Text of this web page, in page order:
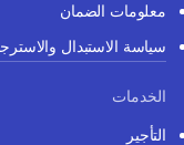
معلومات الضمان
سياسة الاستبدال
الخدمات
التأجير